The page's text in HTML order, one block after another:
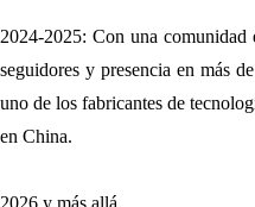
2024-2025: Con una comunidad
seguidores y presencia en más
uno de los fabricantes de
en China.